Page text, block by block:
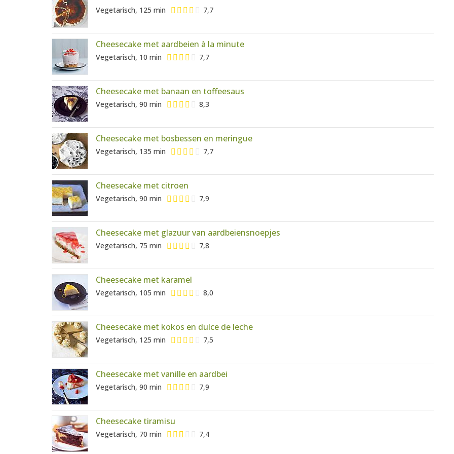
Vegetarisch, 125 min 7,7
Cheesecake met aardbeien à la minute
Vegetarisch, 10 min 7,7
Cheesecake met banaan en toffeesaus
Vegetarisch, 90 min 8,3
Cheesecake met bosbessen en meringue
Vegetarisch, 135 min 7,7
Cheesecake met citroen
Vegetarisch, 90 min 7,9
Cheesecake met glazuur van aardbeiensnoepjes
Vegetarisch, 75 min 7,8
Cheesecake met karamel
Vegetarisch, 105 min 8,0
Cheesecake met kokos en dulce de leche
Vegetarisch, 125 min 7,5
Cheesecake met vanille en aardbei
Vegetarisch, 90 min 7,9
Cheesecake tiramisu
Vegetarisch, 70 min 7,4